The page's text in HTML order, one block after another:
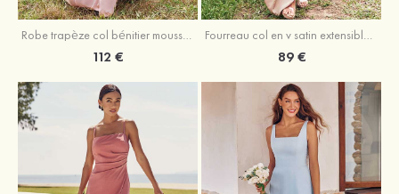
Robe trapèze col bénitier mousseline ras du sol robe de demoiselle d'honneur
112 €
Fourreau col en v satin extensible asymétrique robe de demoiselle d'honneur
89 €